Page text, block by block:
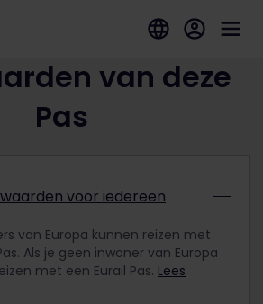
van deze
Pas
voor iedereen
van Europa kunnen reizen met
Als je geen inwoner van Europa
met een Eurail Pas. Lees